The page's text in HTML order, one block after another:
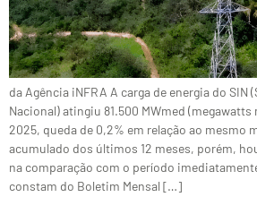
da Agência iNFRA A carga de energia do SIN
Nacional) atingiu 81.500 MWmed
2025, queda de 0,2% em relação ao mesmo
acumulado dos últimos 12 meses, porém,
na comparação com o período
constam do Boletim Mensal […]